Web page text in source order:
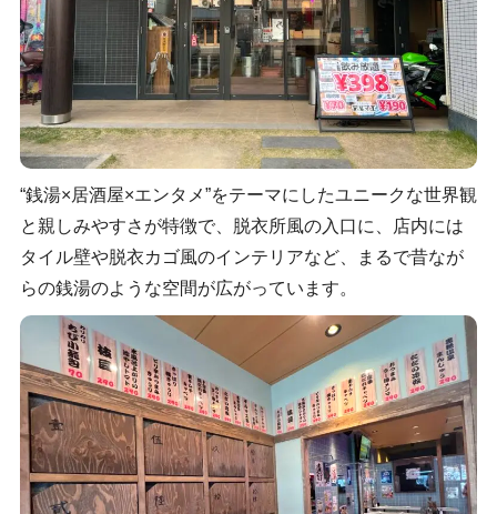
“銭湯×居酒屋×エンタメ”をテーマにしたユニークな世界観
と親しみやすさが特徴で、脱衣所風の入口に、店内には
タイル壁や脱衣カゴ風のインテリアなど、まるで昔なが
らの銭湯のような空間が広がっています。